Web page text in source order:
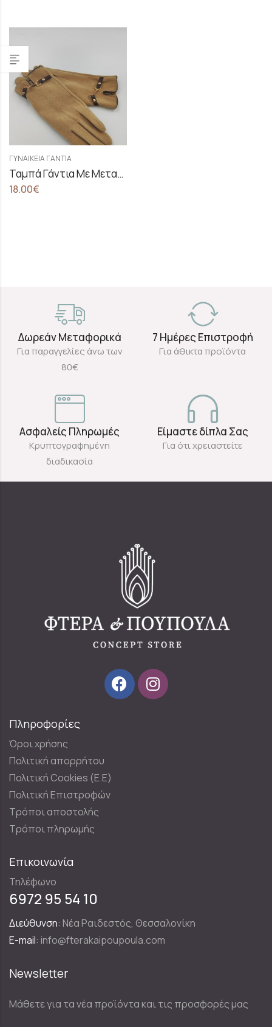
ΓΥΝΑΙΚΕΊΑ ΓΆΝΤΙΑ
Ταμπά Γάντια Με Μεταλλική Λεπτομέρεια Στο Τελείωμα
18.00€
Δωρεάν Μεταφορικά
Για παραγγελίες άνω των
80€
7 Ημέρες Επιστροφή
Για άθικτα προϊόντα
Ασφαλείς Πληρωμές
Κρυπτογραφημένη
διαδικασία
Είμαστε δίπλα Σας
Για ότι χρειαστείτε
Πληροφορίες
Όροι χρήσης
Πολιτική απορρήτου
Πολιτική Cookies (E.E)
Πολιτική Επιστροφών
Τρόποι αποστολής
Τρόποι πληρωμής
Επικοινωνία
Τηλέφωνο
6972 95 54 10
Διεύθυνση: Νέα Ραιδεστός, Θεσσαλονίκη
E-mail: info@fterakaipoupoula.com
Newsletter
Μάθετε για τα νέα προϊόντα και τις προσφορές μας